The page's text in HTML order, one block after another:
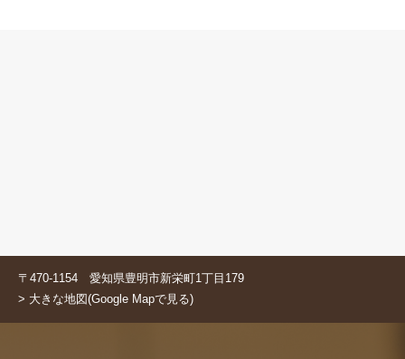
〒470-1154 愛知県豊明市新栄町1丁目179
> 大きな地図(Google Mapで見る)